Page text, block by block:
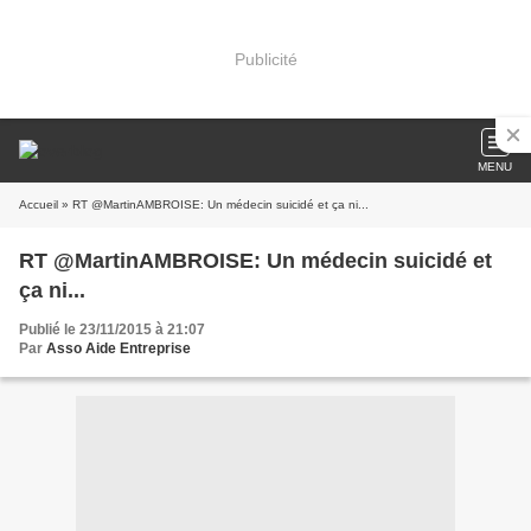
Publicité
MENU
Accueil » RT @MartinAMBROISE: Un médecin suicidé et ça ni...
RT @MartinAMBROISE: Un médecin suicidé et
ça ni...
Publié le 23/11/2015 à 21:07
Par Asso Aide Entreprise